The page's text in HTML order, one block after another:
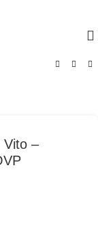
Vito –